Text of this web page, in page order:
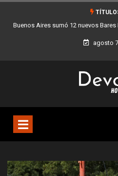
en toda la Los stands móviles de la
agosto